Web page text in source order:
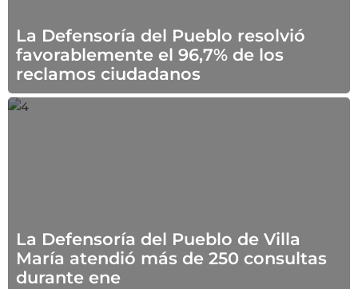
La Defensoría del Pueblo resolvió
favorablemente el 96,7% de los
reclamos ciudadanos
La Defensoría del Pueblo de Villa
María atendió más de 250 consultas
durante ene